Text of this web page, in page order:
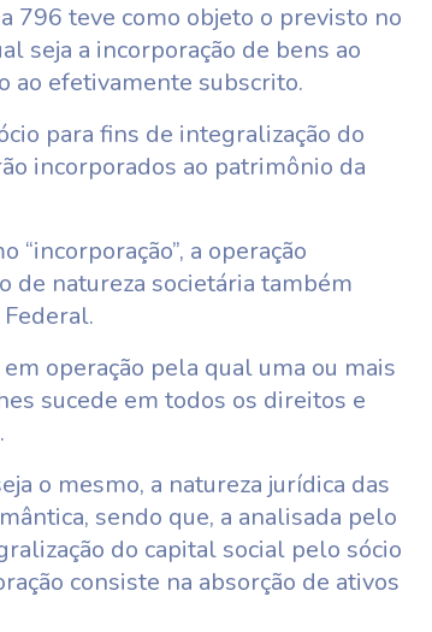
796 teve como objeto o previsto no
seja a incorporação de bens ao
ao efetivamente subscrito.
para fins de integralização do
incorporados ao patrimônio da
a operação
de natureza societária também
operação pela qual uma ou mais
sucede em todos os direitos e
o mesmo, a natureza jurídica das
sendo que, a analisada pelo
do capital social pelo sócio
consiste na absorção de ativos